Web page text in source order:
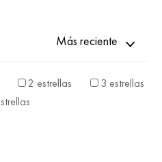
Más reciente
2 estrellas
3 estrellas